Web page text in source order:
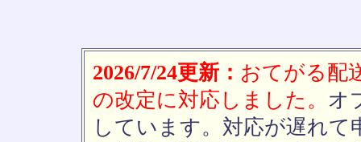
2026/7/24更新： おてがる配
の改定に対応しました。 オ
しています。対応が遅れ